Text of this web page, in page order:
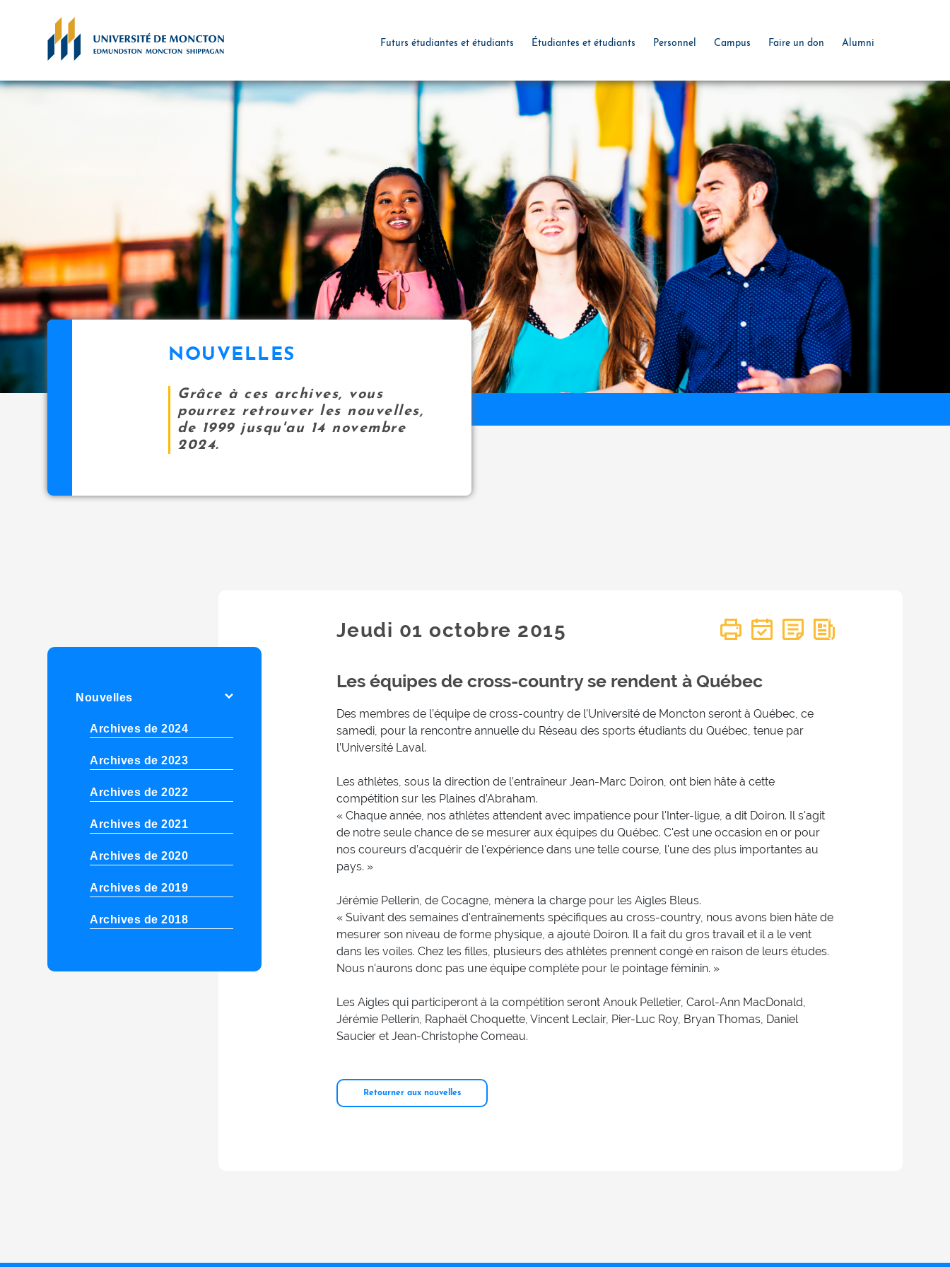
Futurs étudiantes et étudiants Étudiantes et étudiants Personnel Campus Faire un don Alumni
NOUVELLES
Grâce à ces archives, vous
pourrez retrouver les nouvelles,
de 1999 jusqu'au 14 novembre
2024.
Nouvelles
Archives de 2024
Archives de 2023
Archives de 2022
Archives de 2021
Archives de 2020
Archives de 2019
Archives de 2018
Jeudi 01octobre 2015
Les équipes de cross-country se rendent à Québec
Des membres de l’équipe de cross-country de l’Université de Moncton seront à Québec, ce
samedi, pour la rencontre annuelle du Réseau des sports étudiants du Québec, tenue par
l’Université Laval.
Les athlètes, sous la direction de l’entraîneur Jean-Marc Doiron, ont bien hâte à cette
compétition sur les Plaines d’Abraham.
« Chaque année, nos athlètes attendent avec impatience pour l'Inter-ligue, a dit Doiron. Il s'agit
de notre seule chance de se mesurer aux équipes du Québec. C'est une occasion en or pour
nos coureurs d’acquérir de l'expérience dans une telle course, l'une des plus importantes au
pays. »
Jérémie Pellerin, de Cocagne, mènera la charge pour les Aigles Bleus.
« Suivant des semaines d'entraînements spécifiques au cross-country, nous avons bien hâte de
mesurer son niveau de forme physique, a ajouté Doiron. Il a fait du gros travail et il a le vent
dans les voiles. Chez les filles, plusieurs des athlètes prennent congé en raison de leurs études.
Nous n'aurons donc pas une équipe complète pour le pointage féminin. »
Les Aigles qui participeront à la compétition seront Anouk Pelletier, Carol-Ann MacDonald,
Jérémie Pellerin, Raphaël Choquette, Vincent Leclair, Pier-Luc Roy, Bryan Thomas, Daniel
Saucier et Jean-Christophe Comeau.
Retourner aux nouvelles